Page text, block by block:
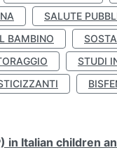
SALUTE
BAMBINO
STUDI
Italian children